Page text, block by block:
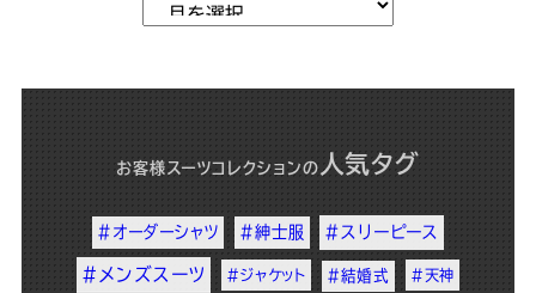
お客様スーツコレクションの 人気タグ
#オーダーシャツ #紳士服 #スリーピース
#メンズスーツ #ジャケット #結婚式 #天神